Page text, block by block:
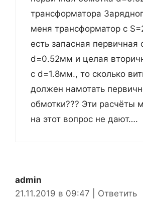
трансформатора
меня трансформатор с
есть запасная первичная
d=0.52мм и целая
с d=1.8мм., то сколько
должен намотать
обмотки??? Эти расчёты
на этот вопрос не дают….
admin
21.11.2019 в 09:47
Ответить